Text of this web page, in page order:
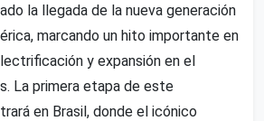
la llegada de la nueva generación
marcando un hito importante en
y expansión en el
La primera etapa de este
en Brasil, donde el icónico